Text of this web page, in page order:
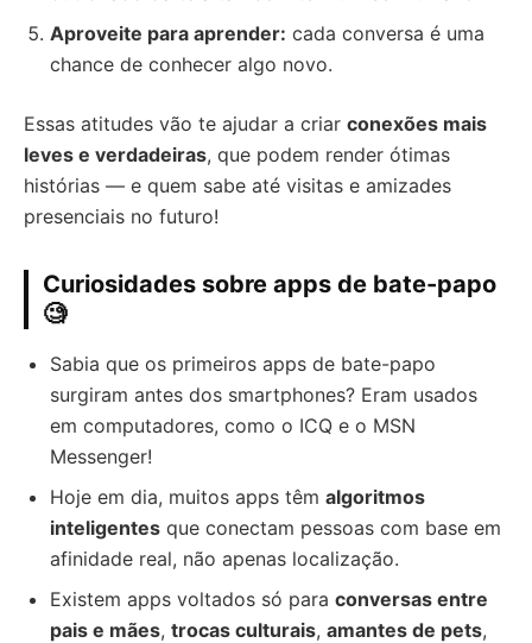
Aproveite para aprender: cada conversa é uma
chance de conhecer algo novo.
Essas atitudes vão te ajudar a criar conexões mais
leves e verdadeiras, que podem render ótimas
histórias — e quem sabe até visitas e amizades
presenciais no futuro!
Curiosidades sobre apps de bate-papo
🧐
Sabia que os primeiros apps de bate-papo
surgiram antes dos smartphones? Eram usados
em computadores, como o ICQ e o MSN
Messenger!
Hoje em dia, muitos apps têm algoritmos
inteligentes que conectam pessoas com base em
afinidade real, não apenas localização.
Existem apps voltados só para conversas entre
pais e mães, trocas culturais, amantes de pets,